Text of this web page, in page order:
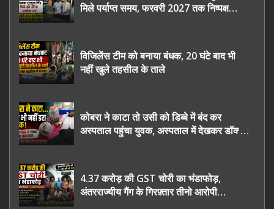
मिले पर्याप्त समय, फरवरी 2027 तक निष्पक्ष
विजिलेंस टीम को बनाया बंधक, 20 घंटे बाद भी
नहीं खुले तहसील के ताले
कोबरा ने काटा तो उसी को डिब्बे में बंद कर
अस्पताल पहुंचा युवक, अस्पताल में देखकर डॉक्टर
4.37 करोड़ की GST चोरी का भंडाफोड़,
अंतरराज्यीय गैंग के गिरफ़्तार तीनो आरोपी